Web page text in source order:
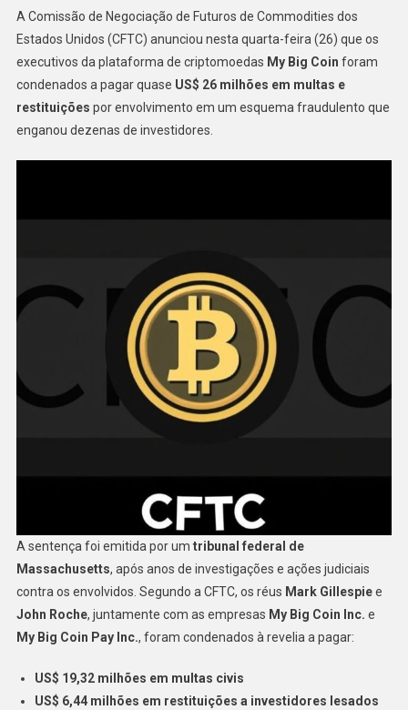
A Comissão de Negociação de Futuros de Commodities dos
Estados Unidos (CFTC) anunciou nesta quarta-feira (26) que os
executivos da plataforma de criptomoedas My Big Coin foram
condenados a pagar quase US$ 26 milhões em multas e
restituições por envolvimento em um esquema fraudulento que
enganou dezenas de investidores.
A sentença foi emitida por um tribunal federal de
Massachusetts, após anos de investigações e ações judiciais
contra os envolvidos. Segundo a CFTC, os réus Mark Gillespiee
John Roche, juntamente com as empresas My Big Coin Inc. e
My Big Coin Pay Inc., foram condenados à revelia a pagar:
US$ 19,32 milhões em multas civis
US$ 6,44 milhões em restituições a investidores lesados